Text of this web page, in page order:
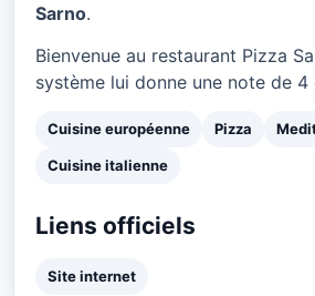
Sarno.
Bienvenue au restaurant Pizza
système lui donne une note de 4
Cuisine européenne Pizza
Cuisine italienne
Liens officiels
Site internet